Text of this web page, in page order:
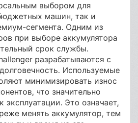
выбором для
машин, так и
сегмента. Одним из
при выборе аккумулятора
срок службы.
разрабатываются с
Используемые
минимизировать износ
что значительно
эксплуатации. Это означает,
менять аккумулятор, тем